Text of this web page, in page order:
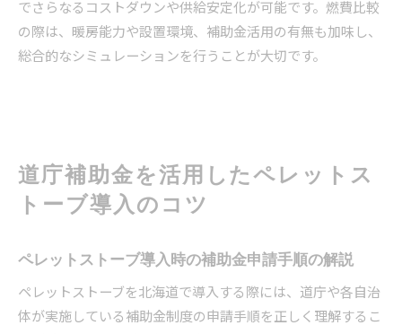
でさらなるコストダウンや供給安定化が可能です。燃費比較
の際は、暖房能力や設置環境、補助金活用の有無も加味し、
総合的なシミュレーションを行うことが大切です。
道庁補助金を活用したペレットス
トーブ導入のコツ
ペレットストーブ導入時の補助金申請手順の解説
ペレットストーブを北海道で導入する際には、道庁や各自治
体が実施している補助金制度の申請手順を正しく理解するこ